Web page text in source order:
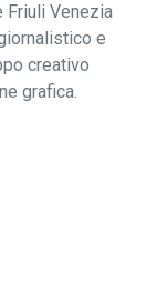
Friuli Venezia
e
creativo
grafica.